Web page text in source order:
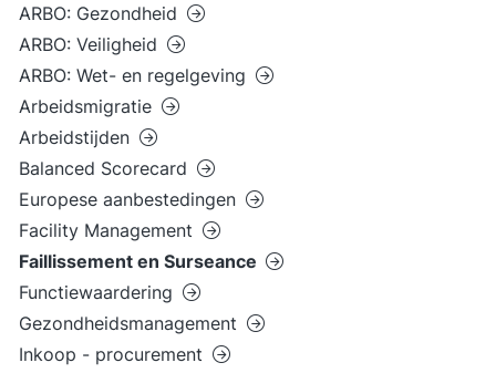
ARBO: Gezondheid
ARBO: Veiligheid
ARBO: Wet- en regelgeving
Arbeidsmigratie
Arbeidstijden
Balanced Scorecard
Europese aanbestedingen
Facility Management
Faillissement en Surseance
Functiewaardering
Gezondheidsmanagement
Inkoop - procurement